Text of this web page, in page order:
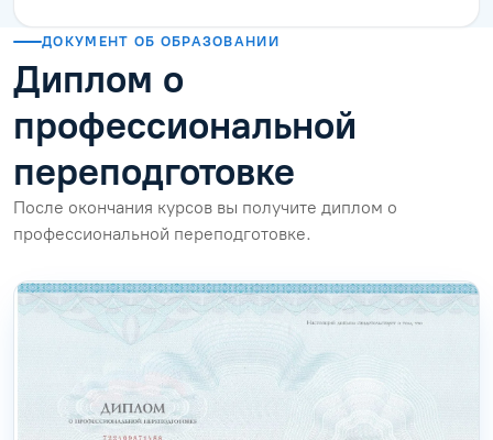
ДОКУМЕНТ ОБ ОБРАЗОВАНИИ
Диплом о
профессиональной
переподготовке
После окончания курсов вы получите диплом о
профессиональной переподготовке.